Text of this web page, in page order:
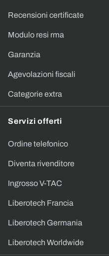
Recensioni certificate
Modulo resi rma
Garanzia
Agevolazioni fiscali
Categorie extra
Servizi offerti
Ordine telefonico
Diventa rivenditore
Ingrosso V-TAC
Liberotech Francia
Liberotech Germania
Liberotech Worldwide